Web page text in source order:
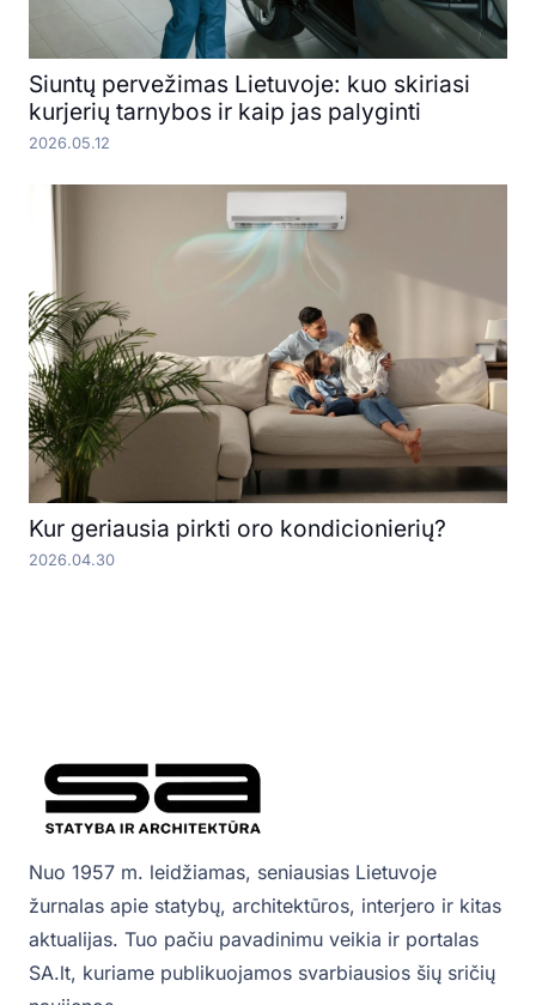
Siuntų pervežimas Lietuvoje: kuo skiriasi
kurjerių tarnybos ir kaip jas palyginti
2026.05.12
Kur geriausia pirkti oro kondicionierių?
2026.04.30
Nuo 1957 m. leidžiamas, seniausias Lietuvoje
žurnalas apie statybų, architektūros, interjero ir kitas
aktualijas. Tuo pačiu pavadinimu veikia ir portalas
SA.lt, kuriame publikuojamos svarbiausios šių sričių